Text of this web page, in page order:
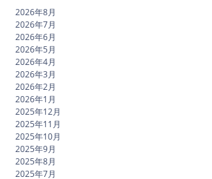
2026年8月
2026年7月
2026年6月
2026年5月
2026年4月
2026年3月
2026年2月
2026年1月
2025年12月
2025年11月
2025年10月
2025年9月
2025年8月
2025年7月